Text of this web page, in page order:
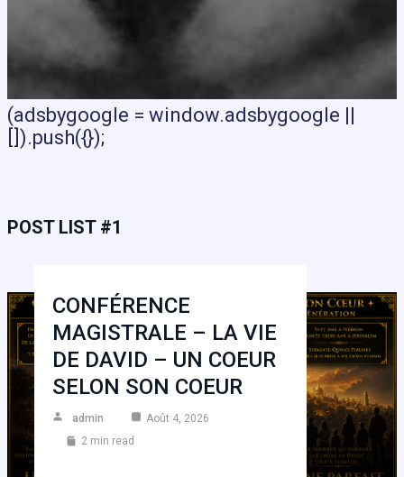
(adsbygoogle = window.adsbygoogle ||
[]).push({});
POST LIST #1
CONFÉRENCE
MAGISTRALE – LA VIE
DE DAVID – UN COEUR
SELON SON COEUR
admin
Août 4, 2026
2 min read